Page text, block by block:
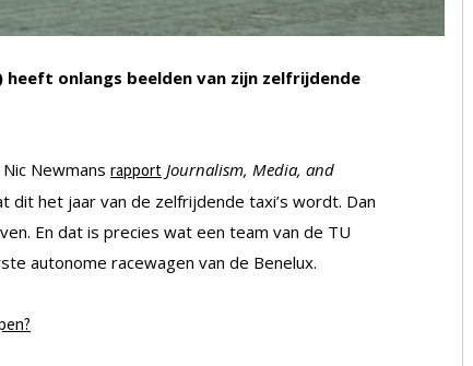
heeft onlangs beelden van zijn zelfrijdende
Newmans rapport Journalism, Media, and
dit het jaar van de zelfrijdende taxi’s wordt. Dan
En dat is precies wat een team van de TU
autonome racewagen van de Benelux.